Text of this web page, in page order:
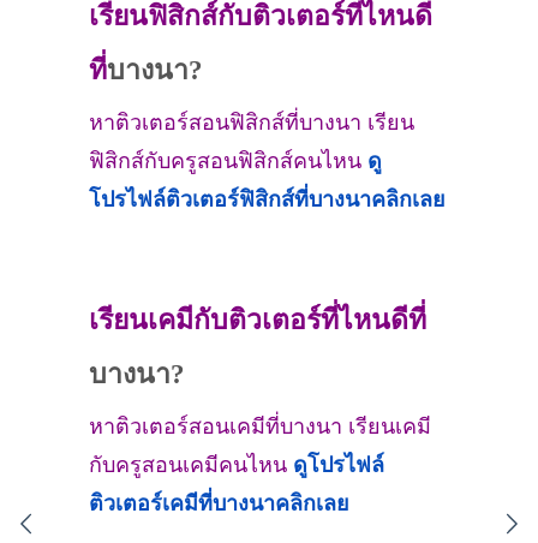
เรียนฟิสิกส์กับติวเตอร์ที่ไหนดี
ที่บางนา?
หาติวเตอร์สอนฟิสิกส์ที่บางนา เรียน
ฟิสิกส์กับครูสอนฟิสิกส์คนไหน ดู
โปรไฟล์ติวเตอร์ฟิสิกส์ที่บางนาคลิกเลย
เรียนเคมีกับติวเตอร์ที่ไหนดีที่
บางนา?
หาติวเตอร์สอนเคมีที่บางนา เรียนเคมี
กับครูสอนเคมีคนไหน ดูโปรไฟล์
ติวเตอร์เคมีที่บางนาคลิกเลย